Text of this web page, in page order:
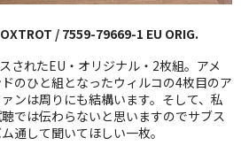
/ 7559-79669-1 EU ORIG.
されたEU・オリジナル・2枚組。アメ
のひと組となったウィルコの4枚目のア
ンは周りにも結構います。そして、私
では伝わらないと思いますのでサブス
通して聞いてほしい一枚。